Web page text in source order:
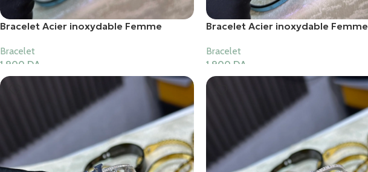
Bracelet Acier inoxydable Femme
Bracelet
1,900 DA
Bracelet Acier inoxydable Femme
Bracelet
1,900 DA